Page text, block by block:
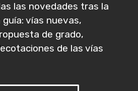
las novedades tras la
vías nuevas,
de grado,
de las vías